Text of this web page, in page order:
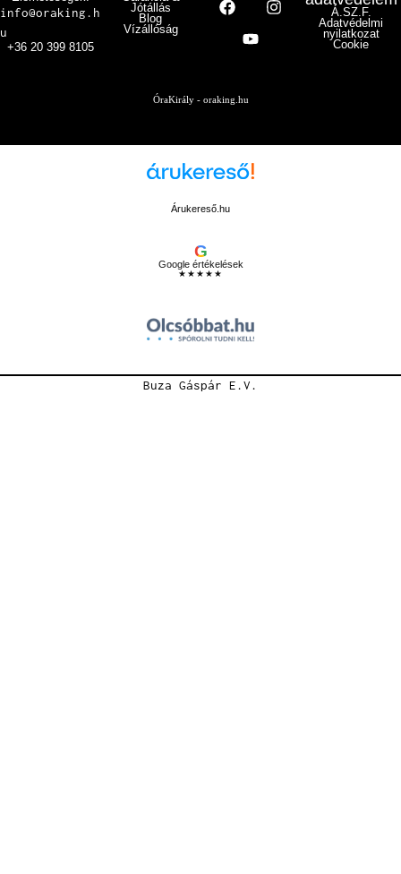
info@oraking.h
u
+36 20 399 8105
Jótállás
Blog
Vízállóság
Á.SZ.F.
Adatvédelmi
nyilatkozat
Cookie
ÓraKirály - oraking.hu
Árukereső.hu
G
Google értékelések
★★★★★
Buza Gáspár E.V.